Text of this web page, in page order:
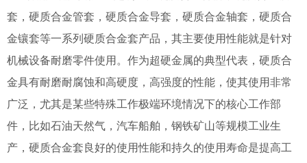
套，硬质合金管套，硬质合金导套，硬质合金轴套，硬质合
金镶套等一系列硬质合金套产品，其主要使用性能就是针对
机械设备耐磨零件使用。作为超硬金属的典型代表，硬质合
金具有耐磨耐腐蚀和高硬度，高强度的性能，使其使用非常
广泛，尤其是某些特殊工作极端环境情况下的核心工作部
件，比如石油天然气，汽车船舶，钢铁矿山等规模工业生
产，硬质合金套良好的使用性能和持久的使用寿命是提高工